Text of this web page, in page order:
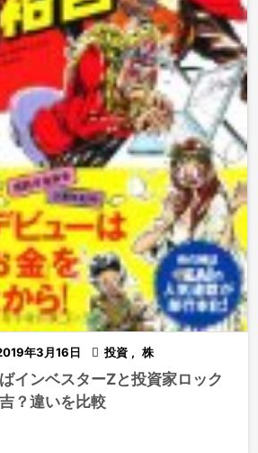
年3月16日  投資 , 株
インベスターZと投資家ロック
？違いを比較